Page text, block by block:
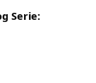
Serie: